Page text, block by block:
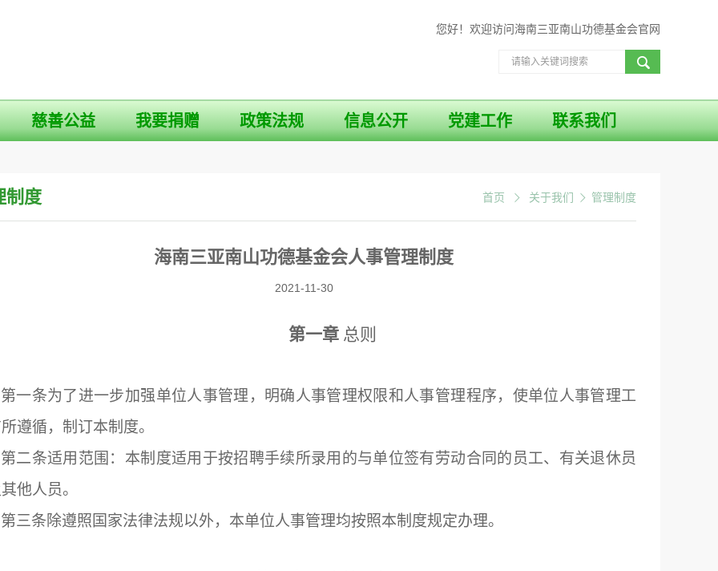
您好！欢迎访问海南三亚南山功德基金会官网
慈善公益 我要捐赠 政策法规 信息公开 党建工作 联系我们
制度 首页 关于我们 管理制度
海南三亚南山功德基金会人事管理制度
2021-11-30
第一章 总则
第一条为了进一步加强单位人事管理，明确人事管理权限和人事管理程序，使单位人事管理工
遵循，制订本制度。
第二条适用范围：本制度适用于按招聘手续所录用的与单位签有劳动合同的员工、有关退休员
他人员。
第三条除遵照国家法律法规以外，本单位人事管理均按照本制度规定办理。